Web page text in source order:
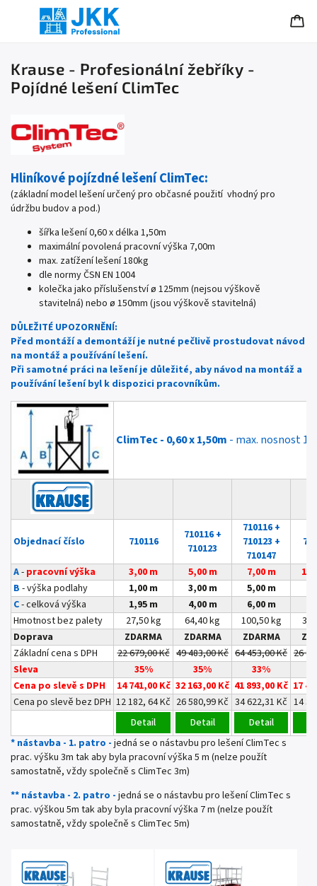
Krause - Profesionální žebříky -
Pojídné lešení ClimTec
Hliníkové pojízdné lešení ClimTec:
(základní model lešení určený pro občasné použití vhodný pro
údržbu budov a pod.)
šířka lešení 0,60 x délka 1,50m
maximální povolená pracovní výška 7,00m
max. zatížení lešení 180kg
dle normy ČSN EN 1004
kolečka jako příslušenstvíø 125mm (nejsou výškově
stavitelná) nebo ø 150mm (jsou výškově stavitelná)
DŮLEŽITÉ UPOZORNĚNÍ:
Před montáží a demontáží je nutné pečlivě prostudovat návod
na montáž a používání lešení.
Při samotné práci na lešení je důležité, aby návod na montáž a
používání lešení byl k dispozici pracovníkům.
ClimTec- 0,60 x 1,50m - max. nosnost
Objednací číslo 710116
710116 +
710123
710116 +
710123 +
710147
A- pracovní výška 3,00 m 5,00 m 7,00 m
1.
B - výška podlahy 1,00 m 3,00 m
5,00 m
C- celková výška 1,95 m 4,00 m
6,00 m
Hmotnost bez palety
27,50 kg 64,40 kg 100,50 kg
Doprava
ZDARMA ZDARMA ZDARMA
Základní cena s DPH
22 679,00 Kč 49 483,00 Kč 64 453,00 Kč 26
Sleva
35% 35% 33%
Cena po slevě s DPH
14 741,00 Kč 32 163,00 Kč 41 893,00 Kč 17
Cena po slevě bez DPH 12 182, 64 Kč 26 580,99 Kč 34 622,31 Kč 14
Detail
Detail Detail
* nástavba - 1. patro - jedná se o nástavbu pro lešení ClimTec s
prac. výšku 3m tak aby byla pracovní výška 5 m (nelze použít
samostatně, vždy společně s ClimTec 3m)
** nástavba - 2. patro - jedná se o nástavbu pro lešení ClimTec s
prac. výškou 5m tak aby byla pracovní výška 7 m (nelze použít
samostatně, vždy společně s ClimTec 5m)